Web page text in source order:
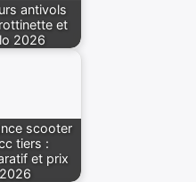
antivols
et
2026
scooter
tiers :
et prix
2026